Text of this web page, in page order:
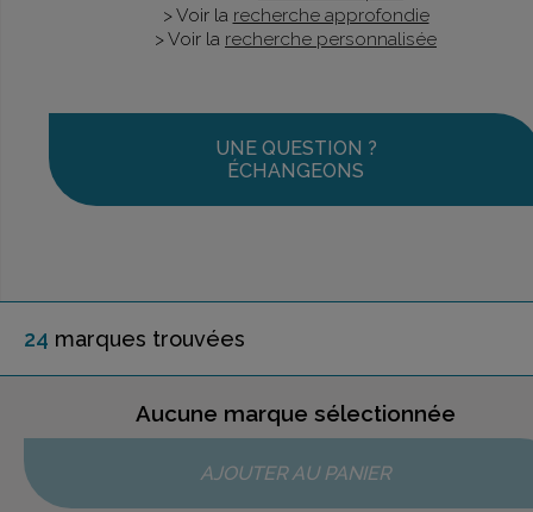
> Voir la recherche approfondie
> Voir la recherche personnalisée
UNE QUESTION ?
ÉCHANGEONS
24 marques trouvées
Aucune marque sélectionnée
AJOUTER AU PANIER